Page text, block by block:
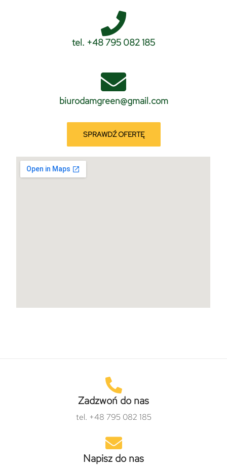
tel. +48 795 082 185
biurodamgreen@gmail.com
SPRAWDŹ OFERTĘ
Zadzwoń do nas
tel. +48 795 082 185
Napisz do nas